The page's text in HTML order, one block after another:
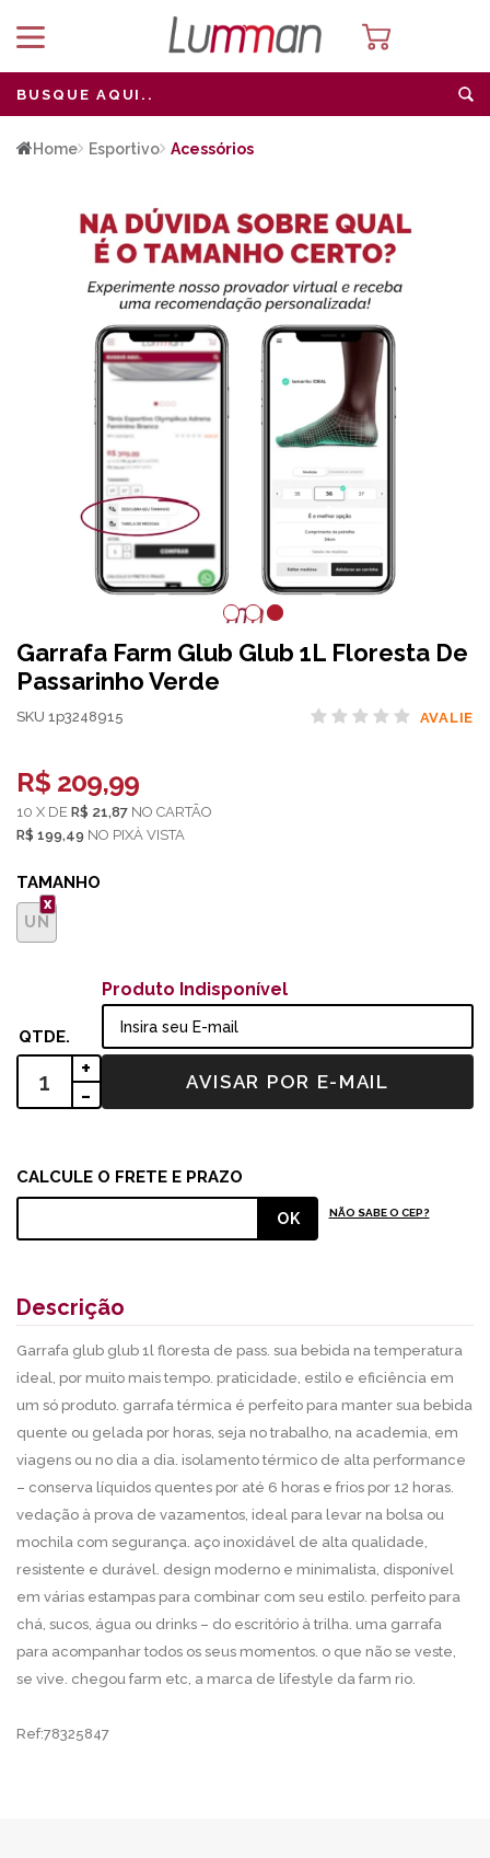
Home Esportivo Acessórios
Garrafa Farm Glub Glub 1L Floresta De
Passarinho Verde
SKU 1p3248915 AVALIE
R$ 209,99
10 X DE R$ 21,87 NO CARTÃO
R$ 199,49 NO PIX
TAMANHO
UN
+
-
Produto Indisponível
NÃO SABE O CEP?
Descrição
Garrafa glub glub 1l floresta de pass. sua bebida na temperatura
ideal, por muito mais tempo. praticidade, estilo e eficiência em
um só produto. garrafa térmica é perfeito para manter sua bebida
quente ou gelada por horas, seja no trabalho, na academia, em
viagens ou no dia a dia. isolamento térmico de alta performance
– conserva líquidos quentes por até 6 horas e frios por 12 horas.
vedação à prova de vazamentos, ideal para levar na bolsa ou
mochila com segurança. aço inoxidável de alta qualidade,
resistente e durável. design moderno e minimalista, disponível
em várias estampas para combinar com seu estilo. perfeito para
chá, sucos, água ou drinks – do escritório à trilha. uma garrafa
para acompanhar todos os seus momentos. o que não se veste,
se vive. chegou farm etc, a marca de lifestyle da farm rio.
Ref:78325847